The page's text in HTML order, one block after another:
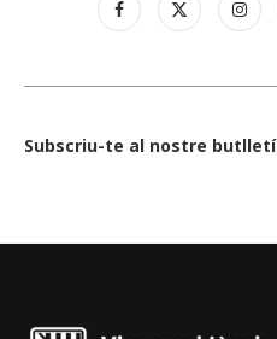
Subscriu-te al nostre butlletí